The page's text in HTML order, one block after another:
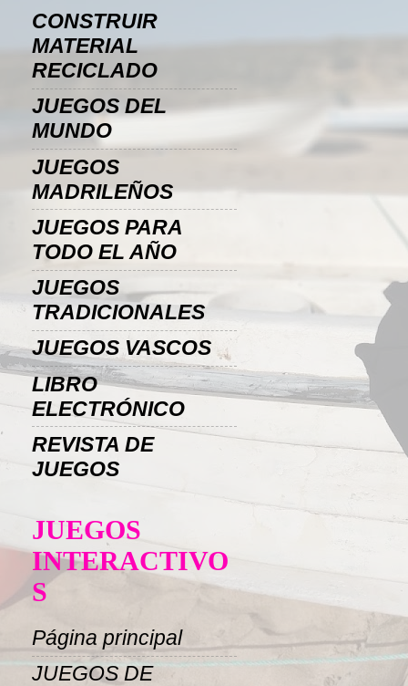
CONSTRUIR
MATERIAL
RECICLADO
JUEGOS DEL
MUNDO
JUEGOS
MADRILEÑOS
JUEGOS PARA
TODO EL AÑO
JUEGOS
TRADICIONALES
JUEGOS VASCOS
LIBRO
ELECTRÓNICO
REVISTA DE
JUEGOS
JUEGOS
INTERACTIVO
S
Página principal
JUEGOS DE